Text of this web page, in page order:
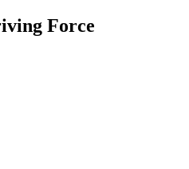
Force